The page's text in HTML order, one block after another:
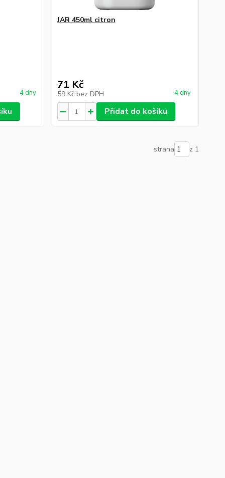
4 dny
JAR 450ml citron
71 Kč
59 Kč bez DPH 4 dny
Přidat do košíku
strana z 1